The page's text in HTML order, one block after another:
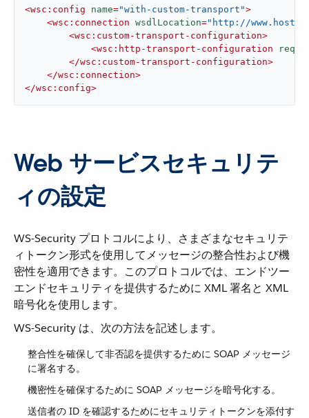
<wsc:config name="with-custom-transport">
<wsc:connection wsdlLocation="http://
<wsc:custom-transport-configuration>
<wsc:http-transport-configuration
</wsc:custom-transport-configuration>
</wsc:connection>
</wsc:config>
Web サービスセキュリテ
ィの設定
WS-Security プロトコルにより、さまざまなセキュリテ
ィトークン形式を使用してメッセージの整合性および機
密性を適用できます。このプロトコルでは、エンドツー
エンドセキュリティを提供するために XML 署名と XML
暗号化を使用します。
WS-Security は、次の方法を記述します。
整合性を確保して非否認を提供するために SOAP メッセージ
に署名する。
機密性を確保するために SOAP メッセージを暗号化する。
送信者の ID を確認するためにセキュリティトークンを添付す